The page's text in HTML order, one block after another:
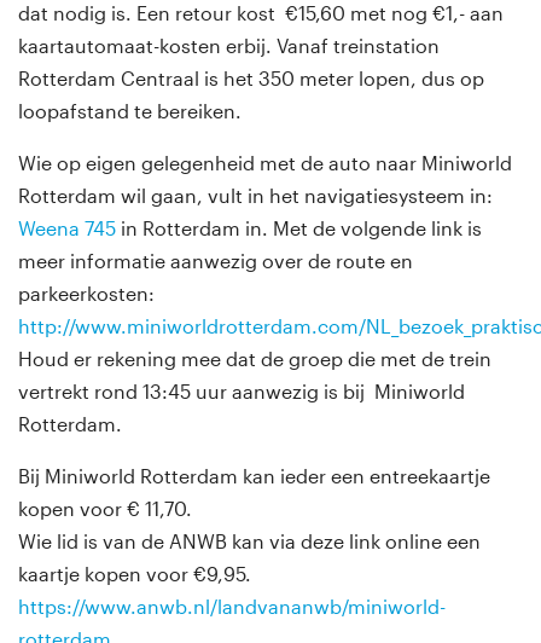
dat nodig is. Een retour kost €15,60 met nog €1,- aan
kaartautomaat-kosten erbij. Vanaf treinstation
Rotterdam Centraal is het 350 meter lopen, dus op
loopafstand te bereiken.
Wie op eigen gelegenheid met de auto naar Miniworld
Rotterdam wil gaan, vult in het navigatiesysteem in:
Weena 745 in Rotterdam in. Met de volgende link is
meer informatie aanwezig over de route en
parkeerkosten:
http://www.miniworldrotterdam.com/
Houd er rekening mee dat de groep die met de trein
vertrekt rond 13:45 uur aanwezig is bij Miniworld
Rotterdam.
Bij Miniworld Rotterdam kan ieder een entreekaartje
kopen voor € 11,70.
Wie lid is van de ANWB kan via deze link online een
kaartje kopen voor €9,95.
https://www.anwb.nl/landvananwb/miniworld-